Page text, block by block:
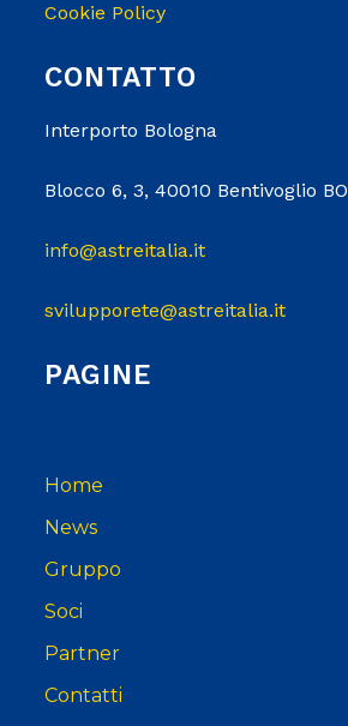
Cookie Policy
CONTATTO
Interporto Bologna
Blocco 6, 3, 40010 Bentivoglio BO
info@astreitalia.it
svilupporete@astreitalia.it
PAGINE
Home
News
Gruppo
Soci
Partner
Contatti